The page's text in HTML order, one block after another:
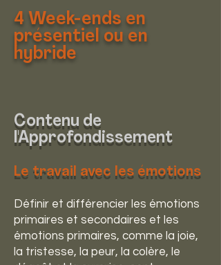
4 Week-ends en
présentiel ou en
hybride
Contenu de
l'Approfondissement
Le travail avec les émotions
Définir et différencier les émotions
primaires et secondaires et les
émotions primaires, comme la joie,
la tristesse, la peur, la colère, le